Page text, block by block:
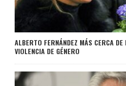
ALBERTO FERNÁNDEZ MÁS CERCA
VIOLENCIA DE GÉNERO